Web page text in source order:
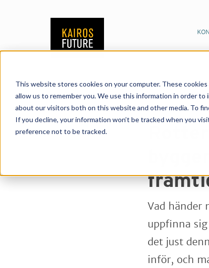
This website stores cookies on your computer. These
allow us to remember you. We use this information in order
about our visitors both on this website and other media. To
If you decline, your information won’t be tracked when you
preference not to be tracked.
Publikationer
urbana framtid
Vad händer
uppfinna
det just
inför, och
10/06/2026